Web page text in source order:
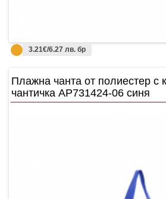
3.21€/6.27 лв. бр
Плажнa чантa от полиестер с
чантичка AP731424-06 синя